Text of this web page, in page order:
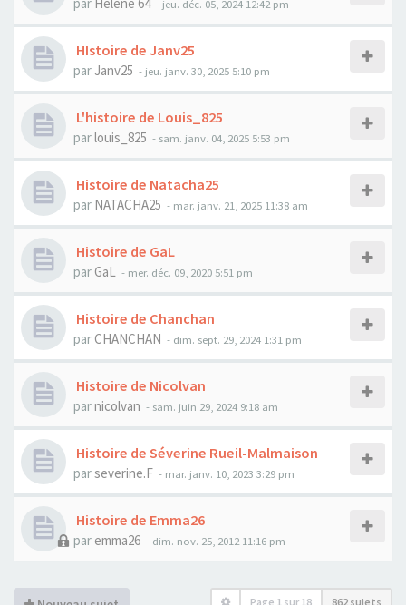
- jeu. déc. 05, 2024 12:42 pm
HIstoire de Janv25
par Janv25 - jeu. janv. 30, 2025 5:10 pm
L'histoire de Louis_825
parlouis_825 - sam. janv. 04, 2025 5:53 pm
Histoire de Natacha25
par NATACHA25 - mar. janv. 21, 2025 11:38 am
Histoire de GaL
par GaL - mer. déc. 09, 2020 5:51 pm
Histoire de Chanchan
parCHANCHAN - dim. sept. 29, 2024 1:31 pm
Histoire de Nicolvan
parnicolvan - sam. juin 29, 2024 9:18 am
Histoire de Séverine Rueil-Malmaison
parseverine.F - mar. janv. 10, 2023 3:29 pm
Histoire de Emma26
par emma26 - dim. nov. 25, 2012 11:16 pm
Page 1 sur 18 862 sujets